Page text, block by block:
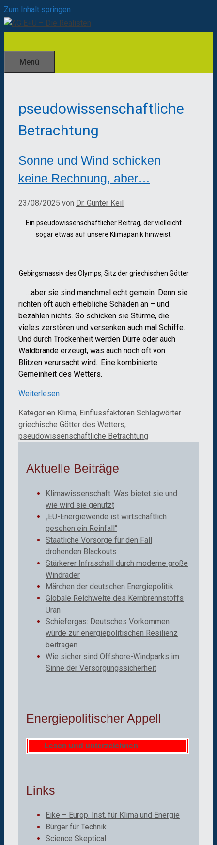
Zum Inhalt springen
Menü
pseudowissenschaftliche
Betrachtung
Sonne und Wind schicken
keine Rechnung, aber…
23/08/2025 von Dr. Günter Keil
Ein pseudowissenschaftlicher Beitrag, der vielleicht
sogar etwas auf unsere Klimapanik hinweist.
Gebirgsmassiv des Olymps, Sitz der griechischen Götter
…aber sie sind manchmal echt gemein. Denn sie
richten oft auch erhebliche Schäden an – und
bezahlen nichts. So schicken sie Stürme, die
vieles zerstören und versenken auch mal Schiffe.
Und durch Trockenheit werden Dürre oder auch
Waldbrände erzeugt, was auch noch oft von
Blitzen verursacht wird.: Eine kombinierte
Gemeinheit des Wetters.
Weiterlesen
Kategorien Klima, Einflussfaktoren Schlagwörter
griechische Götter des Wetters,
pseudowissenschaftliche Betrachtung
Aktuelle Beiträge
Klimawissenschaft: Was bietet sie und
wie wird sie genutzt
„EU-Energiewende ist wirtschaftlich
gesehen ein Reinfall“
Staatliche Vorsorge für den Fall
drohenden Blackouts
Stärkerer Infraschall durch moderne große
Windräder
Märchen der deutschen Energiepolitik
Globale Reichweite des Kernbrennstoffs
Uran
Schiefergas: Deutsches Vorkommen
würde zur energiepolitischen Resilienz
beitragen
Wie sicher sind Offshore-Windparks im
Sinne der Versorgungssicherheit
Energiepolitischer Appell
Lesen und unterzeichnen
Links
Eike – Europ. Inst. für Klima und Energie
Bürger für Technik
Science Skeptical